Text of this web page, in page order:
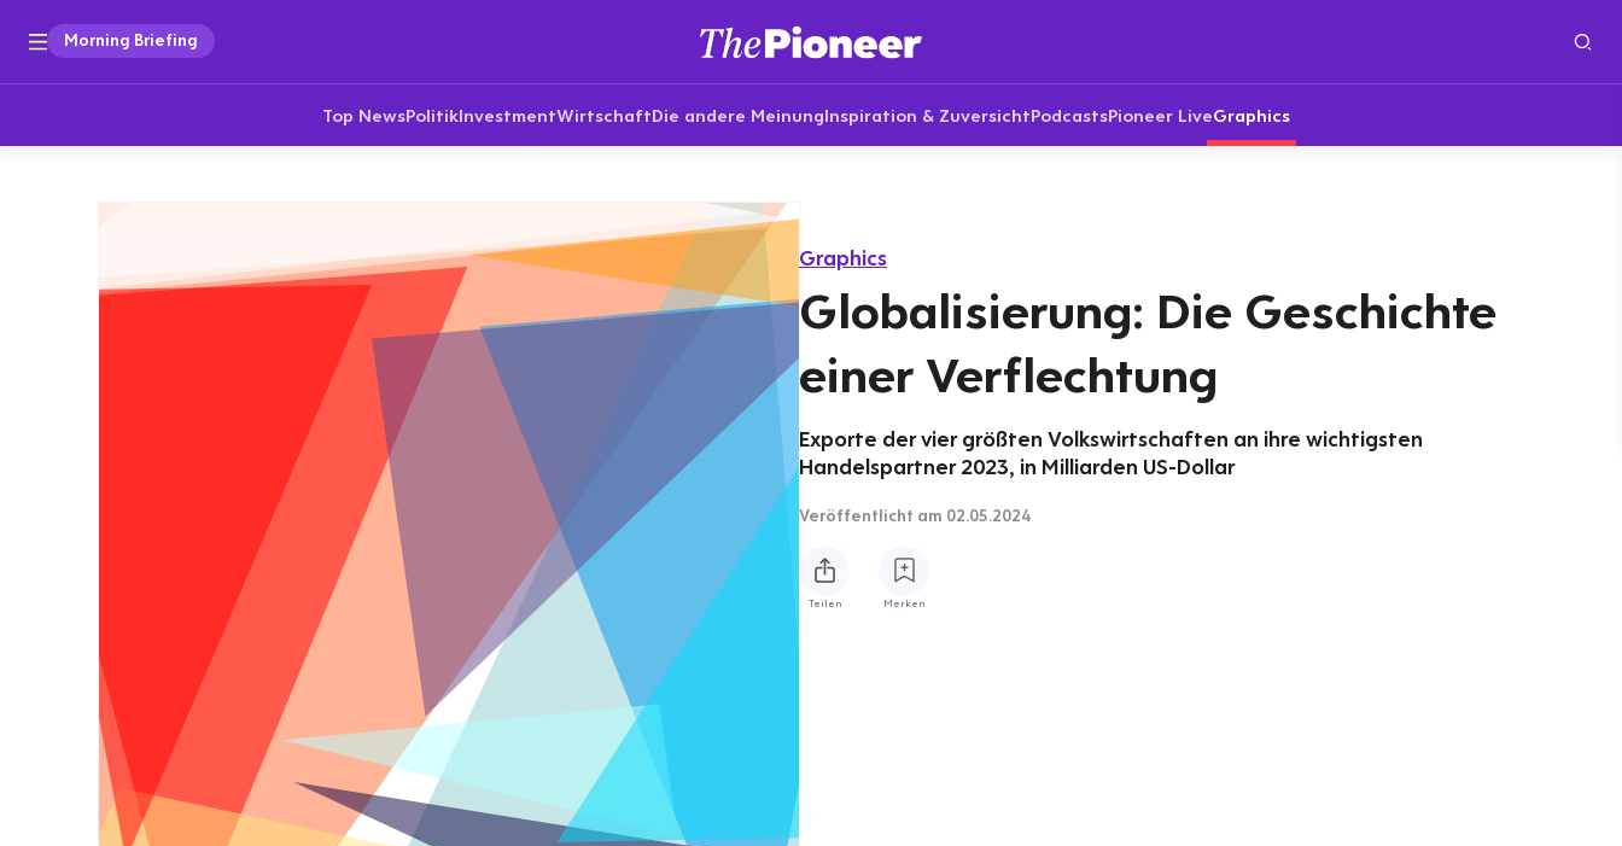
Morning Briefing
Top NewsPolitikInvestmentWirtschaftDie andere MeinungInspiration & ZuversichtPodcastsPioneer LiveGraphics
Graphics
Globalisierung: Die Geschichte
einer Verflechtung
Exporte der vier größten Volkswirtschaften an ihre wichtigsten
Handelspartner 2023, in Milliarden US-Dollar
Veröffentlicht am 02.05.2024
Teilen Merken